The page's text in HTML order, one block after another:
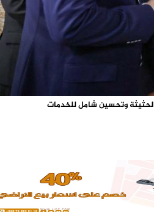
وتحسين شامل للخدمات